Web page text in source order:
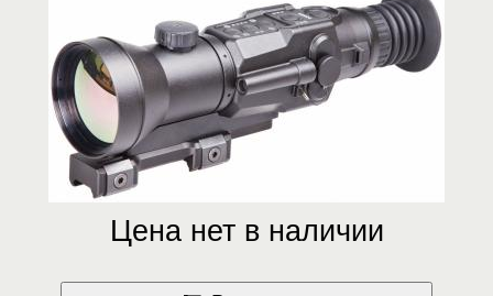
Цена нет в наличии